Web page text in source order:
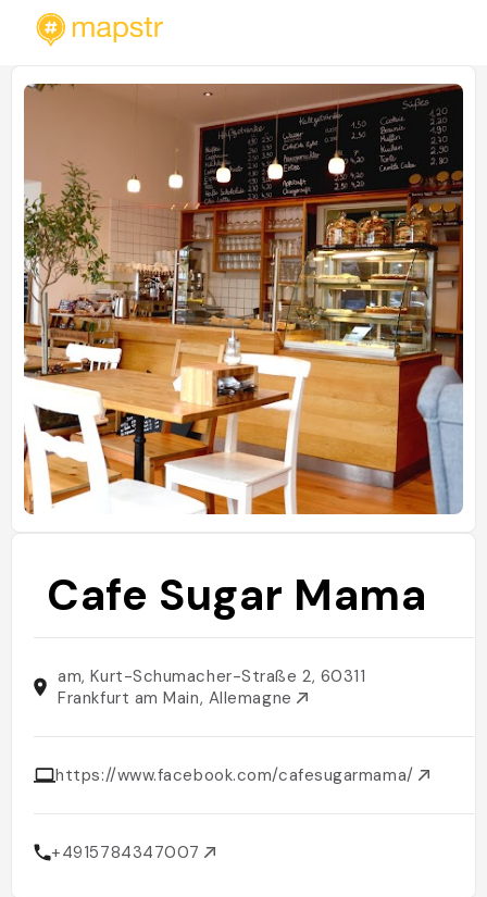
Cafe Sugar Mama
am, Kurt-Schumacher-Straße 2, 60311
Frankfurt am Main, Allemagne
https://www.facebook.com/cafesugarmama/
+4915784347007